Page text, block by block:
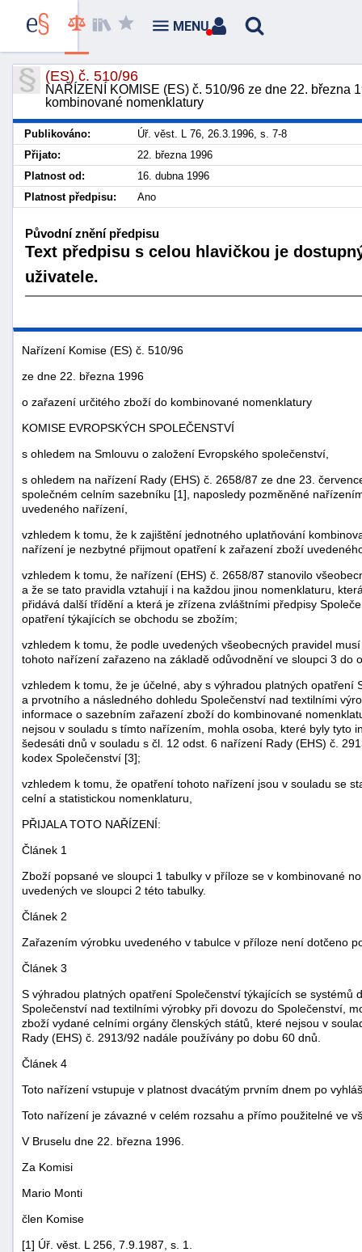
(ES) č. 510/96
NAŘÍZENÍ KOMISE (ES) č. 510/96 ze dne 22. března
kombinované nomenklatury
Publikováno:
Úř. věst. L 76, 26.3.1996, s. 7-8
Přijato:
22. března 1996
Platnost od:
16. dubna 1996
Platnost předpisu:
Ano
Původní znění předpisu
Text předpisu s celou hlavičkou je
uživatele.
Nařízení Komise (ES) č. 510/96
ze dne 22. března 1996
o zařazení určitého zboží do kombinované nomenklatury
KOMISE EVROPSKÝCH SPOLEČENSTVÍ
s ohledem na Smlouvu o založení Evropského společenství,
s ohledem na nařízení Rady (EHS) č. 2658/87 ze dne 23.
společném celním sazebníku [1], naposledy pozměněné
uvedeného nařízení,
vzhledem k tomu, že k zajištění jednotného uplatňování
nařízení je nezbytné přijmout opatření k zařazení zboží
vzhledem k tomu, že nařízení (EHS) č. 2658/87 stanovilo
a že se tato pravidla vztahují i na každou jinou nomenklaturu,
přidává další třídění a která je zřízena zvláštními předpisy
opatření týkajících se obchodu se zbožím;
vzhledem k tomu, že podle uvedených všeobecných pravidel
tohoto nařízení zařazeno na základě odůvodnění ve sloupci 3 do
vzhledem k tomu, že je účelné, aby s výhradou platných
a prvotního a následného dohledu Společenství nad textilními
informace o sazebním zařazení zboží do kombinované
nejsou v souladu s tímto nařízením, mohla osoba, které byly tyto
šedesáti dnů v souladu s čl. 12 odst. 6 nařízení Rady (EHS) č.
kodex Společenství [3];
vzhledem k tomu, že opatření tohoto nařízení jsou v souladu se
celní a statistickou nomenklaturu,
PŘIJALA TOTO NAŘÍZENÍ:
Článek 1
Zboží popsané ve sloupci 1 tabulky v příloze se v kombinované
uvedených ve sloupci 2 této tabulky.
Článek 2
Zařazením výrobku uvedeného v tabulce v příloze není dotčeno
Článek 3
S výhradou platných opatření Společenství týkajících se systémů
Společenství nad textilními výrobky při dovozu do Společenství,
zboží vydané celními orgány členských států, které nejsou v
Rady (EHS) č. 2913/92 nadále používány po dobu 60 dnů.
Článek 4
Toto nařízení vstupuje v platnost dvacátým prvním dnem po
Toto nařízení je závazné v celém rozsahu a přímo použitelné ve
V Bruselu dne 22. března 1996.
Za Komisi
Mario Monti
člen Komise
[1] Úř. věst. L 256, 7.9.1987, s. 1.
MENU
náhrady
škody
+náhrady